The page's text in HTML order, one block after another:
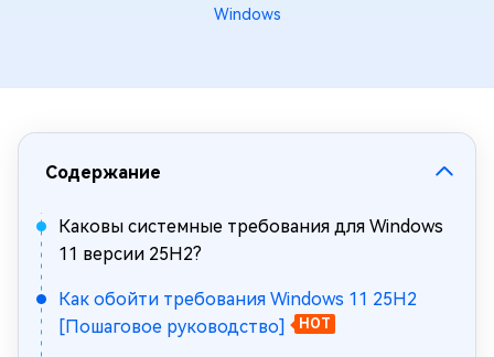
Windows
Содержание
Каковы системные требования для Windows
11 версии 25H2?
Как обойти требования Windows 11 25H2
[Пошаговое руководство]
HOT